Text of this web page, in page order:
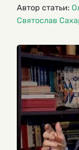
Автор статьи:
Святослав